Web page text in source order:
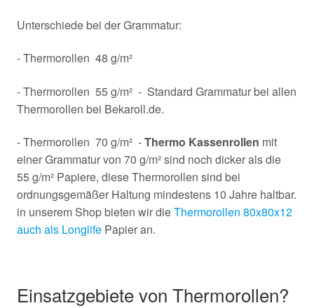
Unterschiede bei der Grammatur:
- Thermorollen 48 g/m²
- Thermorollen 55 g/m² - Standard Grammatur bei allen
Thermorollen bei Bekaroll.de.
- Thermorollen 70 g/m² -Thermo Kassenrollen mit
einer Grammatur von 70 g/m² sind noch dicker als die
55 g/m² Papiere, diese Thermorollen sind bei
ordnungsgemäßer Haltung mindestens 10 Jahre haltbar.
in unserem Shop bieten wir dieThermorollen 80x80x12
auch als Longlife Papier an.
Einsatzgebiete von Thermorollen?